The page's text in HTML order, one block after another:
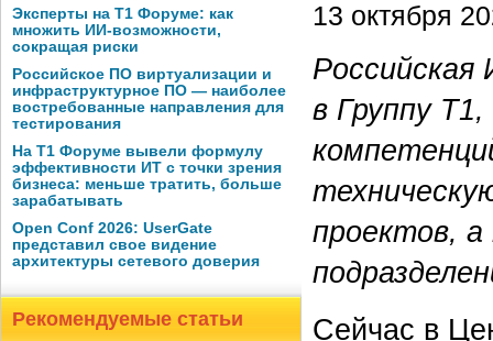
Эксперты на Т1 Форуме: как
множить ИИ-возможности,
сокращая риски
Российское ПО виртуализации и
инфраструктурное ПО — наиболее
востребованные направления для
тестирования
На Т1 Форуме вывели формулу
эффективности ИТ с точки зрения
бизнеса: меньше тратить, больше
зарабатывать
Open Conf 2026: UserGate
представил свое видение
архитектуры сетевого доверия
Рекомендуемые статьи
13 октября
Российская
в Группу
проектов,
Сейчас в